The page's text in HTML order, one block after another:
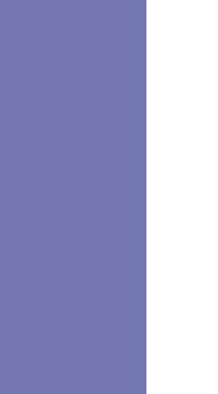
stránku pro budoucí